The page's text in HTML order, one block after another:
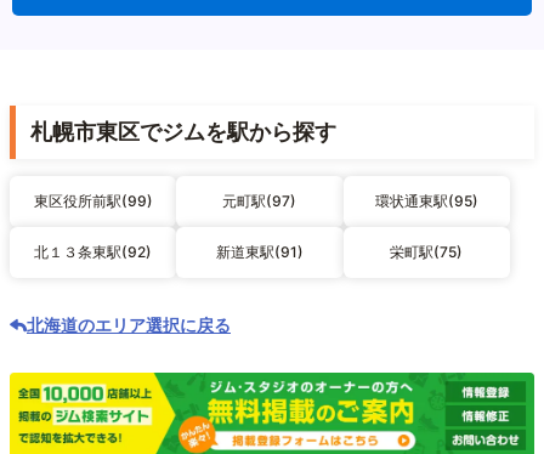
札幌市東区でジムを駅から探す
東区役所前駅(99) 元町駅(97) 環状通東駅(95)
北１３条東駅(92) 新道東駅(91) 栄町駅(75)
北海道のエリア選択に戻る